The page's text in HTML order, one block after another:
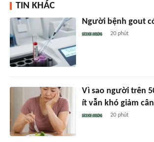
TIN KHÁC
Người bệnh gout
20 phút
Vì sao người trên
ít vẫn khó giảm
20 phút